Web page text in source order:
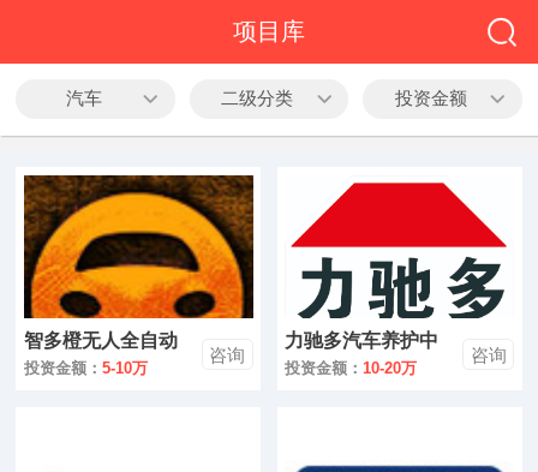
项目库
汽车 二级分类 投资金额
智多橙无人全自动
洗车
投资金额： 5-10万
咨询
力驰多汽车养护中
心
投资金额：10-20万
咨询
教育
酒店
休闲
服务
家居